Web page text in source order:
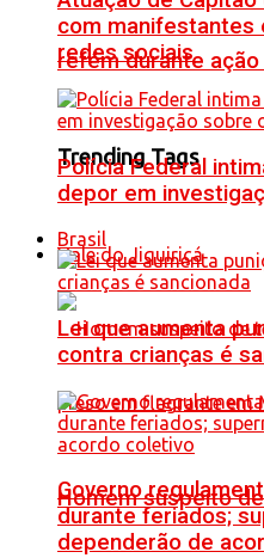
refém durante
Trending Tags
Vale do Jiquiriçá
Homem suspeito
com manifestantes
redes sociais
Polícia Federal
depor em
Brasil
Lei que aumenta
contra crianças é
Governo
durante feriados;
dependerão de